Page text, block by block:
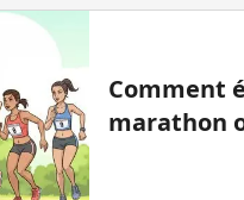
Comment
marathon